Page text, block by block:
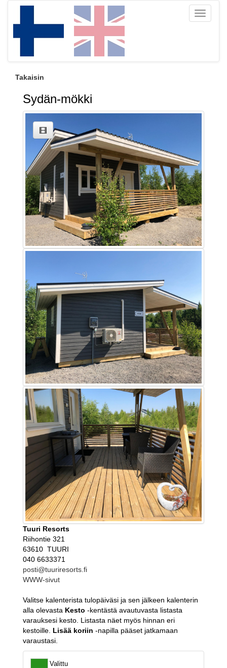
Toggle
Takaisin
Sydän-mökki
Tuuri Resorts
Riihontie 321
63610 TUURI
040 6633371
posti@tuuriresorts.fi
WWW-sivut
Valitse kalenterista tulopäiväsi ja sen jälkeen kalenterin
alla olevasta Kesto -kentästä avautuvasta listasta
varauksesi kesto. Listasta näet myös hinnan eri
kestoille. Lisää koriin -napilla pääset jatkamaan
varaustasi.
Valittu